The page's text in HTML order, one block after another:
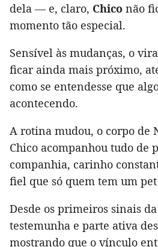
dela — e, claro, Chico não
momento tão especial.
Sensível às mudanças, o
ficar ainda mais próximo,
como se entendesse que
acontecendo.
A rotina mudou, o corpo de
Chico acompanhou tudo de
companhia, carinho
fiel que só quem tem um
Desde os primeiros sinais
testemunha e parte ativa
mostrando que o vínculo